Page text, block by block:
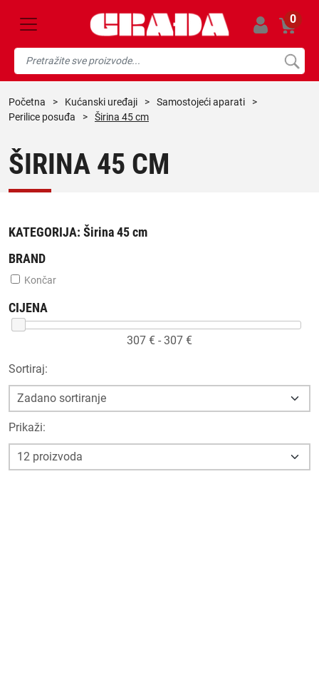
0
početna > kućanski uređaji > samostojeći aparati
>
perilice posuđa
> Širina 45 cm
ŠIRINA 45 CM
KATEGORIJA: Širina 45 cm
BRAND
Končar
CIJENA
307 € - 307 €
Sortiraj:
Prikaži: